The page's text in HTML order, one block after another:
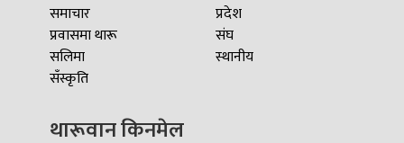
समाचार
प्रवासमा थारू
सलिमा
सँस्कृति
प्रदेश
संघ
स्थानीय
थारूवान किनमेल